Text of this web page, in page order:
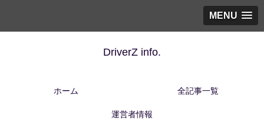
MENU
DriverZ info.
ホーム 全記事一覧
運営者情報